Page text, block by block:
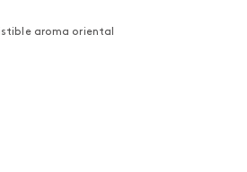
aroma oriental